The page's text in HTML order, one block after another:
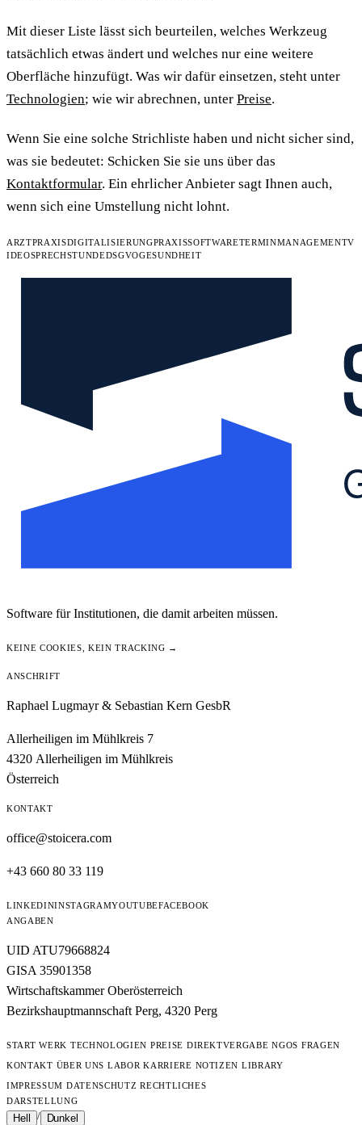
Mit dieser Liste lässt sich beurteilen, welches Werkzeug
tatsächlich etwas ändert und welches nur eine weitere
Oberfläche hinzufügt. Was wir dafür einsetzen, steht unter
Technologien; wie wir abrechnen, unter Preise.
Wenn Sie eine solche Strichliste haben und nicht sicher sind,
was sie bedeutet: Schicken Sie sie uns über das
Kontaktformular. Ein ehrlicher Anbieter sagt Ihnen auch,
wenn sich eine Umstellung nicht lohnt.
ARZTPRAXISDIGITALISIERUNGPRAXISSOFTWARETERMINMANAGEMENTV
IDEOSPRECHSTUNDEDSGVOGESUNDHEIT
Software für Institutionen, die damit arbeiten müssen.
KEINE COOKIES, KEIN TRACKING →
ANSCHRIFT
Raphael Lugmayr & Sebastian Kern GesbR
Allerheiligen im Mühlkreis 7
4320 Allerheiligen im Mühlkreis
Österreich
KONTAKT
office@stoicera.com
+43 660 80 33 119
LINKEDININSTAGRAMYOUTUBEFACEBOOK
ANGABEN
UID ATU79668824
GISA 35901358
Wirtschaftskammer Oberösterreich
Bezirkshauptmannschaft Perg, 4320 Perg
START WERK TECHNOLOGIEN PREISE DIREKTVERGABE NGOS FRAGEN
KONTAKT ÜBER UNS LABOR KARRIERE NOTIZEN LIBRARY
IMPRESSUM DATENSCHUTZ RECHTLICHES
DARSTELLUNG
Hell / Dunkel